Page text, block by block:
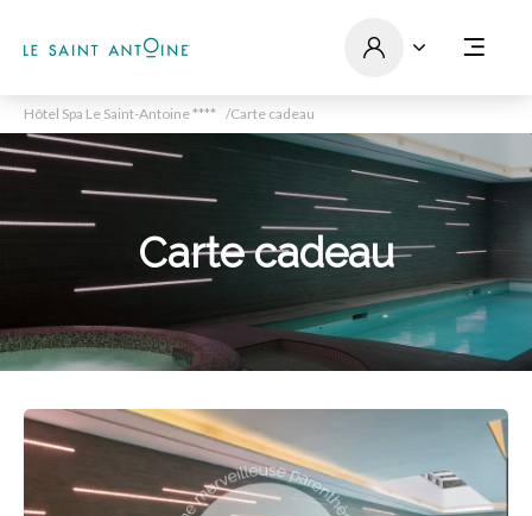
Hôtel Spa Le Saint-Antoine **** Carte cadeau
Carte cadeau